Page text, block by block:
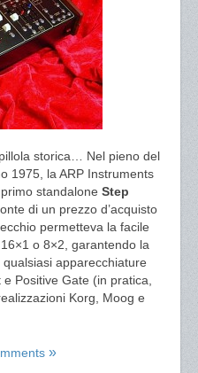
storica… Nel pieno del
1975, la ARP Instruments
standalone Step
di un prezzo d’acquisto
permetteva la facile
o 8×2, garantendo la
apparecchiature
Positive Gate (in pratica,
Korg, Moog e